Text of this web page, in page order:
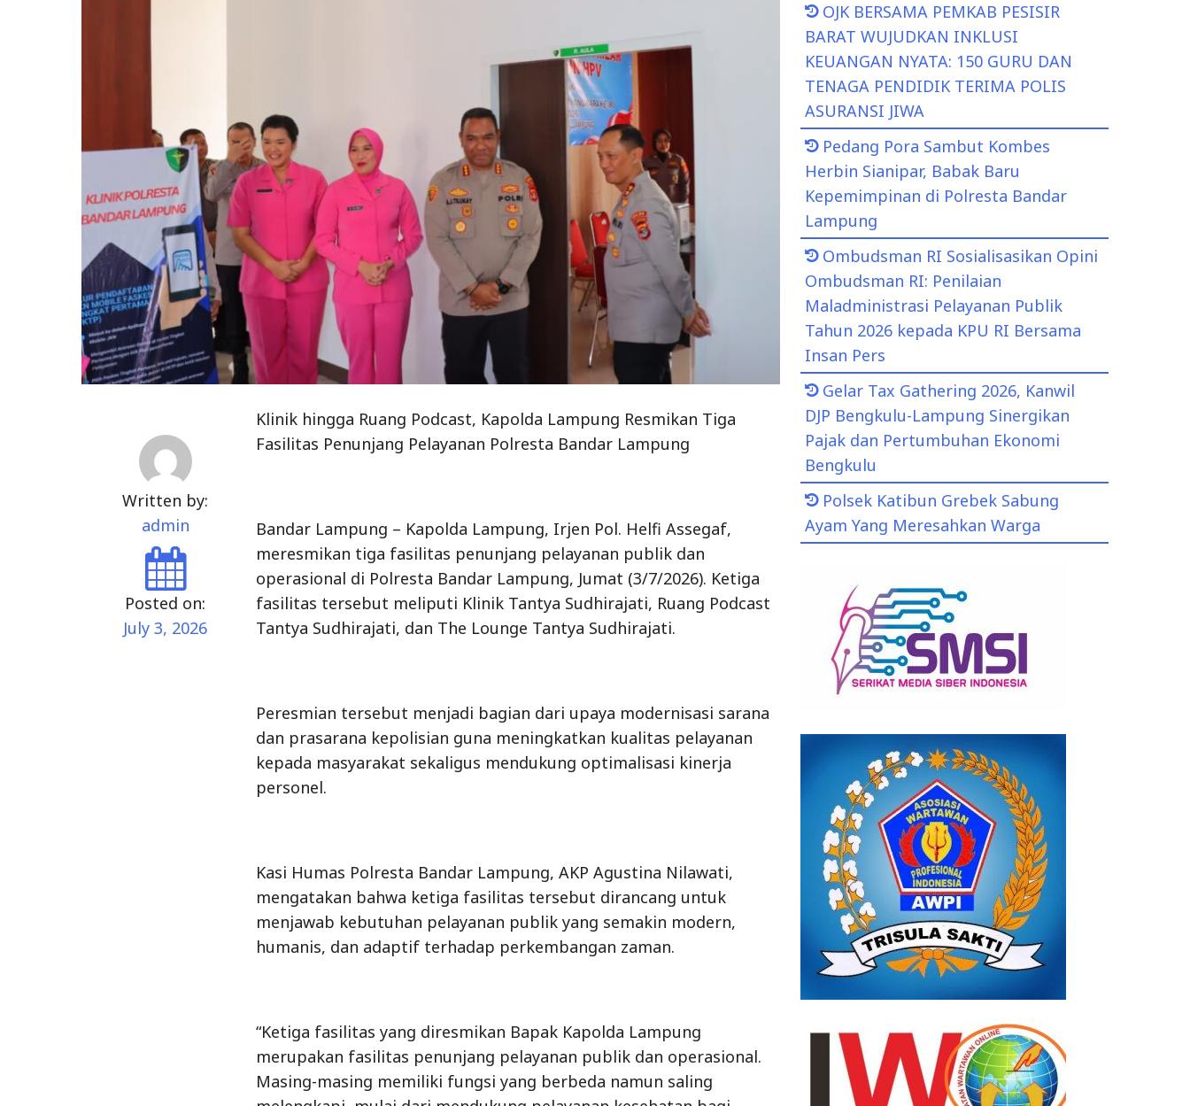
Written by:
admin
Posted on:
July 3, 2026
Klinik hingga Ruang Podcast, Kapolda Lampung Resmikan Tiga
Fasilitas Penunjang Pelayanan Polresta Bandar Lampung
Bandar Lampung – Kapolda Lampung, Irjen Pol. Helfi Assegaf,
meresmikan tiga fasilitas penunjang pelayanan publik dan
operasional di Polresta Bandar Lampung, Jumat (3/7/2026). Ketiga
fasilitas tersebut meliputi Klinik Tantya Sudhirajati, Ruang Podcast
Tantya Sudhirajati, dan The Lounge Tantya Sudhirajati.
Peresmian tersebut menjadi bagian dari upaya modernisasi sarana
dan prasarana kepolisian guna meningkatkan kualitas pelayanan
kepada masyarakat sekaligus mendukung optimalisasi kinerja
personel.
Kasi Humas Polresta Bandar Lampung, AKP Agustina Nilawati,
mengatakan bahwa ketiga fasilitas tersebut dirancang untuk
menjawab kebutuhan pelayanan publik yang semakin modern,
humanis, dan adaptif terhadap perkembangan zaman.
“Ketiga fasilitas yang diresmikan Bapak Kapolda Lampung
merupakan fasilitas penunjang pelayanan publik dan operasional.
Masing-masing memiliki fungsi yang berbeda namun saling
OJK BERSAMA PEMKAB PESISIR
BARAT WUJUDKAN INKLUSI
KEUANGAN NYATA: 150 GURU DAN
TENAGA PENDIDIK TERIMA POLIS
ASURANSI JIWA
Pedang Pora Sambut Kombes
Herbin Sianipar, Babak Baru
Kepemimpinan di Polresta Bandar
Lampung
Ombudsman RI Sosialisasikan Opini
Ombudsman RI: Penilaian
Maladministrasi Pelayanan Publik
Tahun 2026 kepada KPU RI Bersama
Insan Pers
Gelar Tax Gathering 2026, Kanwil
DJP Bengkulu-Lampung Sinergikan
Pajak dan Pertumbuhan Ekonomi
Bengkulu
Polsek Katibun Grebek Sabung
Ayam Yang Meresahkan Warga